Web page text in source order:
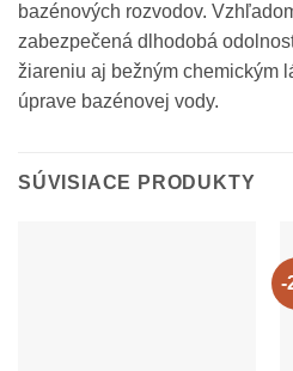
bazénových rozvodov.
zabezpečená dlhodobá
žiareniu aj bežným chemickým
úprave bazénovej vody.
SÚVISIACE PRODUKTY
-